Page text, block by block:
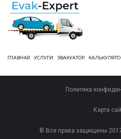
ГЛАВНАЯ УСЛУГИ ЭВАКУАТОР
© Все права защищены
Политика
Карта